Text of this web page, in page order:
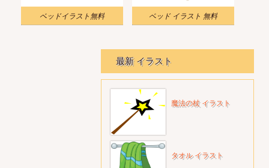
ベッドイラスト無料 ベッド イラスト 無料
最新 イラスト
魔法の杖 イラスト
タオル イラスト